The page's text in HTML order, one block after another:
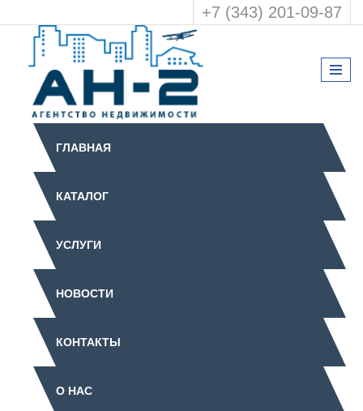
+7 (343) 201-09-87
ГЛАВНАЯ
КАТАЛОГ
УСЛУГИ
НОВОСТИ
КОНТАКТЫ
О НАС